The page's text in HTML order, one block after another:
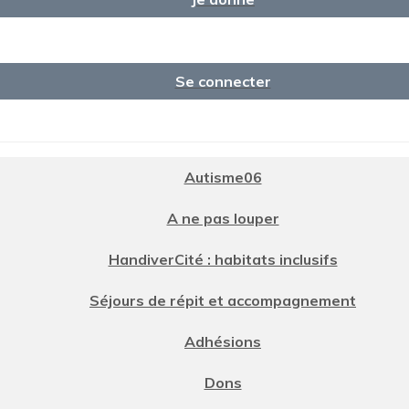
Se connecter
Autisme06
A ne pas louper
HandiverCité : habitats inclusifs
Séjours de répit et accompagnement
Adhésions
Dons